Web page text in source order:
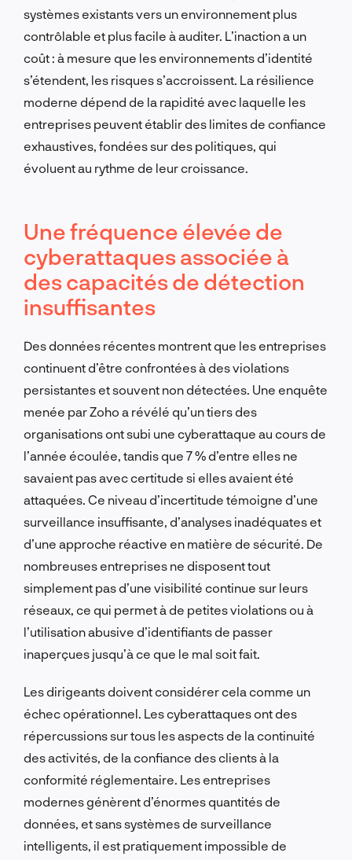
systèmes existants vers un environnement plus
contrôlable et plus facile à auditer. L’inaction a un
coût : à mesure que les environnements d’identité
s’étendent, les risques s’accroissent. La résilience
moderne dépend de la rapidité avec laquelle les
entreprises peuvent établir des limites de confiance
exhaustives, fondées sur des politiques, qui
évoluent au rythme de leur croissance.
Une fréquence élevée de
cyberattaques associée à
des capacités de détection
insuffisantes
Des données récentes montrent que les entreprises
continuent d’être confrontées à des violations
persistantes et souvent non détectées. Une enquête
menée par Zoho a révélé qu’un tiers des
organisations ont subi une cyberattaque au cours de
l’année écoulée, tandis que 7 % d’entre elles ne
savaient pas avec certitude si elles avaient été
attaquées. Ce niveau d’incertitude témoigne d’une
surveillance insuffisante, d’analyses inadéquates et
d’une approche réactive en matière de sécurité. De
nombreuses entreprises ne disposent tout
simplement pas d’une visibilité continue sur leurs
réseaux, ce qui permet à de petites violations ou à
l’utilisation abusive d’identifiants de passer
inaperçues jusqu’à ce que le mal soit fait.
Les dirigeants doivent considérer cela comme un
échec opérationnel. Les cyberattaques ont des
répercussions sur tous les aspects de la continuité
des activités, de la confiance des clients à la
conformité réglementaire. Les entreprises
modernes génèrent d’énormes quantités de
données, et sans systèmes de surveillance
intelligents, il est pratiquement impossible de